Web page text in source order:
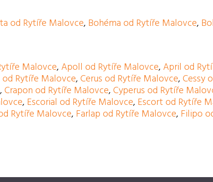
od Rytíře Malovce, Bohéma od Rytíře Malovce,
Malovce, Apoll od Rytíře Malovce, April od
od Rytíře Malovce,Cerus od Rytíře Malovce,Cessy
,Crapon od Rytíře Malovce,Cyperus od Rytíře
, Escorial od Rytíře Malovce, Escort od Rytíře
Rytíře Malovce, Farlap od Rytíře Malovce, Filipo